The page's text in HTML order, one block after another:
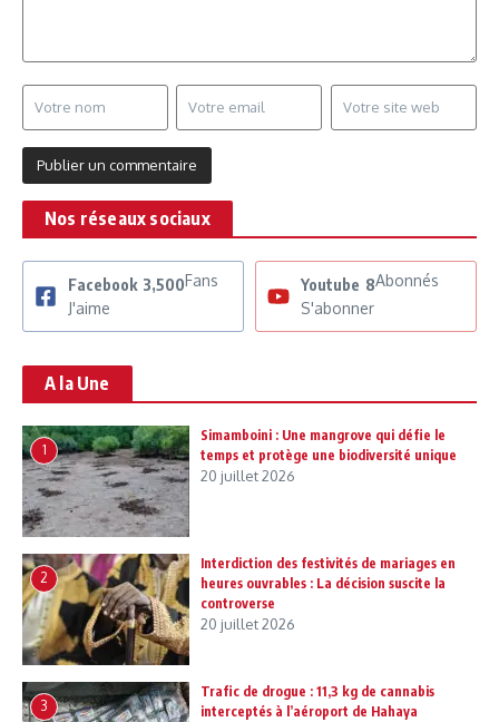
Nos réseaux sociaux
Facebook 3,500Fans
J'aime
Youtube 8Abonnés
S'abonner
A la Une
1
Simamboini : Une mangrove qui défie le
temps et protège une biodiversité unique
20 juillet 2026
2
Interdiction des festivités de mariages en
heures ouvrables : La décision suscite la
controverse
20 juillet 2026
3
Trafic de drogue : 11,3 kg de cannabis
interceptés à l’aéroport de Hahaya